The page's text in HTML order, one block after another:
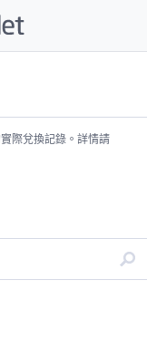
際兌換記錄。詳情請